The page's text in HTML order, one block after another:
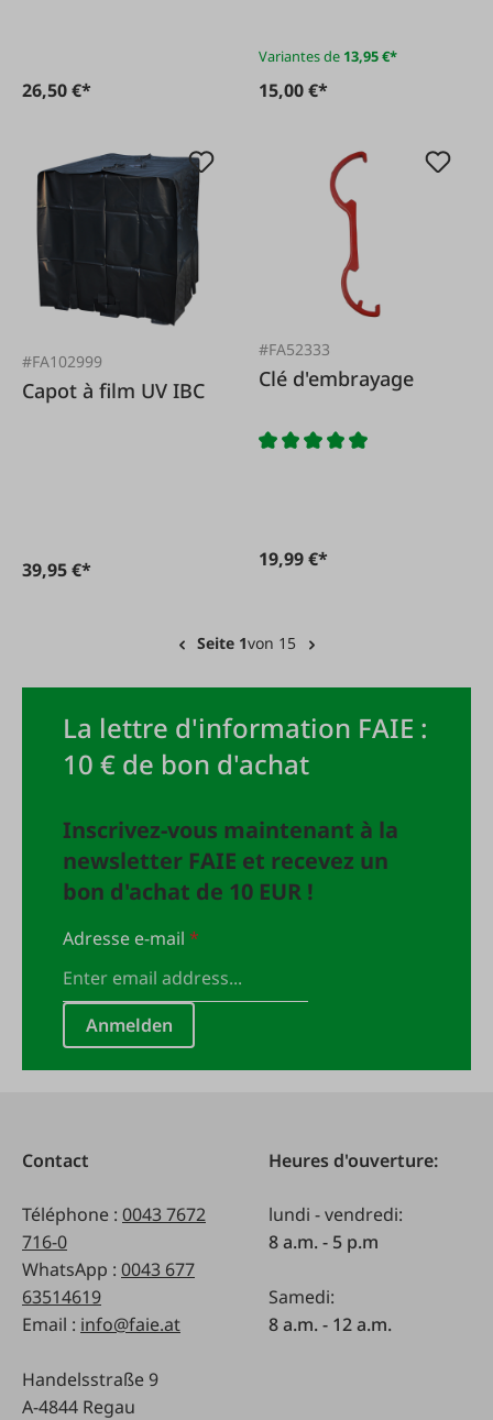
26,50 €*
Variantes de 13,95 €*
15,00 €*
#FA102999
Capot à film UV IBC
39,95 €*
#FA52333
Clé d'embrayage
19,99 €*
Seite 1von 15
La lettre d'information FAIE :
10 € de bon d'achat
Inscrivez-vous maintenant à la
newsletter FAIE et recevez un
bon d'achat de 10 EUR !
Adresse e-mail*
Anmelden
Contact
Téléphone : 0043 7672
716-0
WhatsApp : 0043 677
63514619
Email : info@faie.at
Handelsstraße 9
A-4844 Regau
Heures d'ouverture:
lundi - vendredi:
8 a.m. - 5 p.m
Samedi:
8 a.m. - 12 a.m.